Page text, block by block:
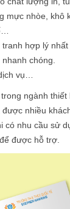
mực nhòe, khô
hợp lý nhất
chóng.
vụ…
ngành thiết
được nhiều
có nhu cầu sử
được hỗ trợ.